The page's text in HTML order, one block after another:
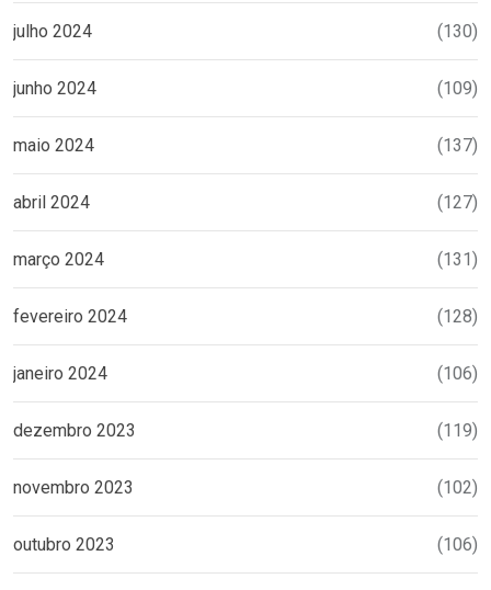
julho 2024 (130)
junho 2024 (109)
maio 2024 (137)
abril 2024 (127)
março 2024 (131)
fevereiro 2024 (128)
janeiro 2024 (106)
dezembro 2023 (119)
novembro 2023 (102)
outubro 2023 (106)